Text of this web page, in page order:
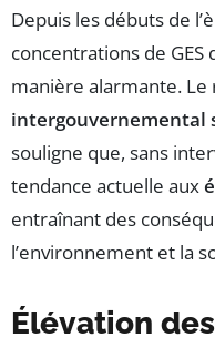
Depuis les débuts de
concentrations de GES
manière alarmante. Le
intergouvernemental
souligne que, sans
tendance actuelle aux
entraînant des
l’environnement et la
Élévation